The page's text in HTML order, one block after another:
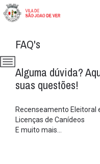
FAQ's
Alguma dúvida?
suas questões!
Recenseamento Eleitoral
Licenças de Canídeos
E muito mais...